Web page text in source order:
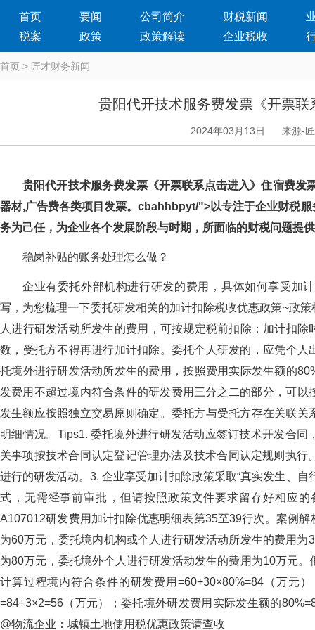
首页 要闻 公司简介 财税新闻
税案
政策 政策解读 企业税收
首页 > 匠才财务新闻
贵阳代开技术服务费发票《开票
2024年03月13日 来源-
贵阳代开技术服务费发票《开票联系点击进入》住宿费
器材,广告费各类项目发票。cbahhbpyt/">以专注于企业财税服
务为己任，为企业各个发展阶段与时期，所面临的财税问题
稳岗补贴的账务处理怎么做？
企业有委托外部机构进行研发的费用，具体如何享受加
写，为您梳理一下委托研发相关的加计扣除税收优惠政策~政
人进行研发活动所发生的费用，可按规定税前扣除；加计
数，受托方不得再进行加计扣除。委托个人研发的，应凭
托境外进行研发活动所发生的费用，按照费用实际发生额的
发费用不超过境内符合条件的研发费用三分之二的部分，可
发生额应按照独立交易原则确定。委托方与受托方存在关联关
明细情况。Tips1. 委托境外进行研发活动应签订技术开发合同
关事项按技术合同认定登记管理办法及技术合同认定规则执行
进行的研发活动。3. 企业享受加计扣除政策采取“真实发生、自行
式，无需经事前审批，但请按照政策文件要求留存好相
A107012研发费用加计扣除优惠明细表第35至39行次。案
为60万元，委托境内机构或个人进行研发活动所发生的费用为
为80万元，委托境外个人进行研发活动发生的费用为10万元
计算过程境内符合条件的研发费用=60+30×80%=84（万元
=84÷3×2=56（万元）；委托境外研发费用实际发生额的
@物流企业：城镇土地使用税优惠政策请查收